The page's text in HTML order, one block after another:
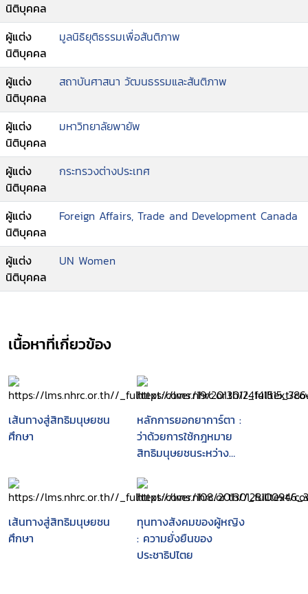
นิติบุคคล
ผู้แต่ง
นิติบุคคล
มูลนิธิยุติธรรมเพื่อสันติภาพ
ผู้แต่ง
นิติบุคคล
สถาบันศาสนา วัฒนธรรมและสันติภาพ
ผู้แต่ง
นิติบุคคล
มหาวิทยาลัยพายัพ
ผู้แต่ง
นิติบุคคล
กระทรวงต่างประเทศ
ผู้แต่ง
นิติบุคคล
Foreign Affairs, Trade and Development Canada
ผู้แต่ง
นิติบุคคล
UN Women
เนื้อหาที่เกี่ยวข้อง
เส้นทางสู่สิทธิมนุษยชน
ศึกษา
หลักการยอกยาการ์ตา :
ว่าด้วยการใช้กฎหมาย
สิทธิมนุษยชนระหว่าง
เพศและอัตลักษณ์ทาง
เพศ
เส้นทางสู่สิทธิมนุษยชน
ศึกษา
ทุนทางสังคมของผู้หญิง
: ความยั่งยืนของ
ประชาธิปไตย